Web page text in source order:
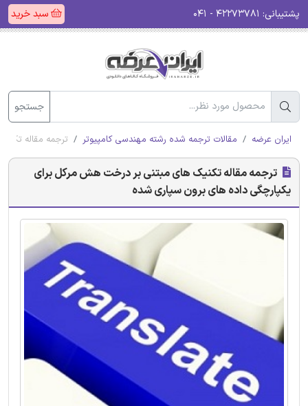
پشتیبانی: سبد خرید
جستجو
ایران عرضه مقالات ترجمه شده رشته مهندسی کامپیوتر ترجمه مقاله
ترجمه مقاله تکنیک های مبتنی بر درخت هش مرکل برای
یکپارچگی داده های برون سپاری شده